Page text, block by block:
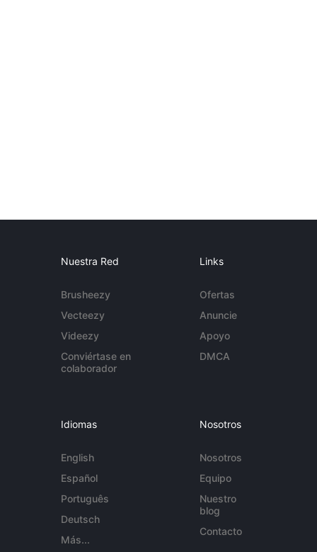
Nuestra Red
Brusheezy
Vecteezy
Videezy
Conviértase en
colaborador
Links
Ofertas
Anuncie
Apoyo
DMCA
Idiomas
English
Español
Português
Deutsch
Más...
Nosotros
Nosotros
Equipo
Nuestro
blog
Contacto